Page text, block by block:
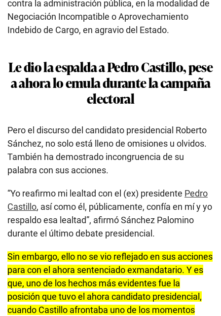
contra la administración pública, en la modalidad de
Negociación Incompatible o Aprovechamiento
Indebido de Cargo, en agravio del Estado.
Le dio la espalda a Pedro Castillo, pese
a ahora lo emula durante la campaña
electoral
Pero el discurso del candidato presidencial Roberto
Sánchez, no solo está lleno de omisiones u olvidos.
También ha demostrado incongruencia de su
palabra con sus acciones.
“Yo reafirmo mi lealtad con el (ex) presidente Pedro
Castillo, así como él, públicamente, confía en mí y yo
respaldo esa lealtad”, afirmó Sánchez Palomino
durante el último debate presidencial.
Sin embargo, ello no se vio reflejado en sus acciones
para con el ahora sentenciado exmandatario. Y es
que, uno de los hechos más evidentes fue la
posición que tuvo el ahora candidato presidencial,
cuando Castillo afrontaba uno de los momentos